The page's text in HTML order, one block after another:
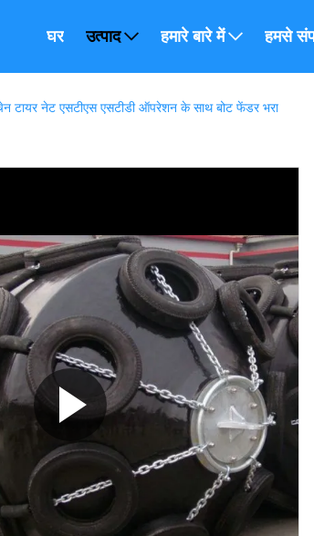
घर उत्पाद हमारे बारे में हमसे
टायर नेट एसटीएस एसटीडी ऑपरेशन के साथ बोट फेंडर भरा